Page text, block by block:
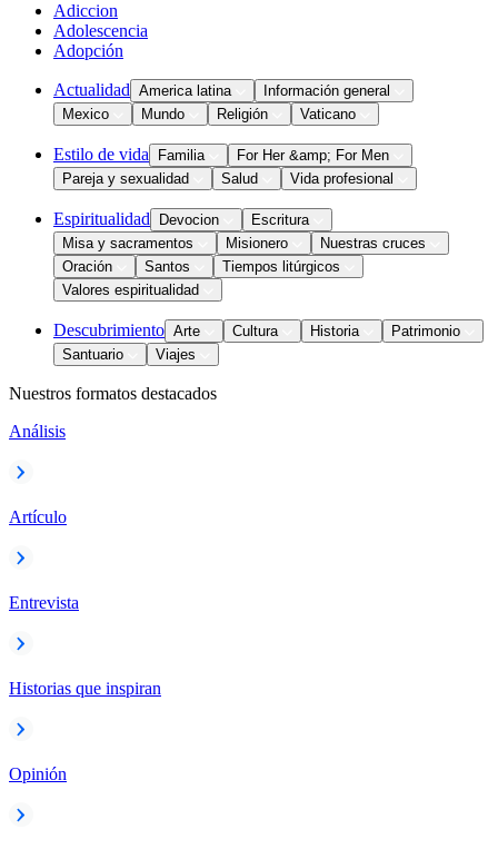
Adiccion
Adolescencia
Adopción
Actualidad America latina
Información general
Mexico
Mundo Religión Vaticano
Estilo de vida Familia
For Her &amp; For Men
Pareja y sexualidad
Salud Vida profesional
Espiritualidad Devocion
Escritura
Misa y sacramentos
Misionero
Nuestras cruces
Oración
Santos
Tiempos litúrgicos
Valores espiritualidad
Descubrimiento Arte Cultura Historia
Patrimonio
Santuario
Viajes
Nuestros formatos destacados
Análisis
Artículo
Entrevista
Historias que inspiran
Opinión